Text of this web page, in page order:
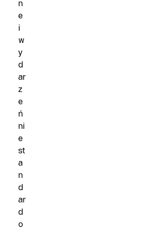
n
e
i
w
y
d
ar
z
e
ń
ni
e
st
a
n
d
ar
d
o